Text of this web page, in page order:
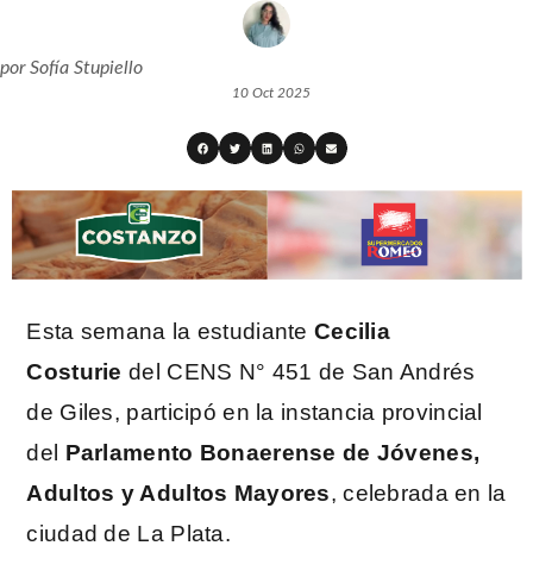
porSofía Stupiello
10 Oct 2025
Esta semana la estudiante Cecilia
Costurie del CENS N° 451 de San Andrés
de Giles, participó en la instancia provincial
del Parlamento Bonaerense de Jóvenes,
Adultos y Adultos Mayores, celebrada en la
ciudad de La Plata.